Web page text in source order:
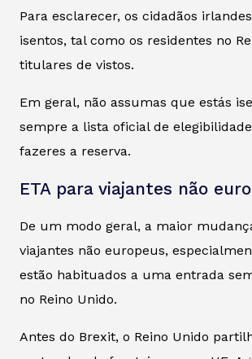
Para esclarecer, os cidadãos
isentos, tal como os residentes no
titulares de vistos.
Em geral, não assumas que estás
sempre a lista oficial de
fazeres a reserva.
ETA para viajantes não
De um modo geral, a maior
viajantes não europeus,
estão habituados a uma entrada
no Reino Unido.
Antes do Brexit, o Reino Unido